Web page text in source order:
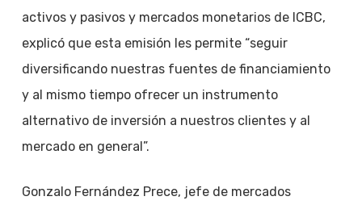
activos y pasivos y mercados monetarios de ICBC,
explicó que esta emisión les permite “seguir
diversificando nuestras fuentes de financiamiento
y al mismo tiempo ofrecer un instrumento
alternativo de inversión a nuestros clientes y al
mercado en general”.
Gonzalo Fernández Prece, jefe de mercados